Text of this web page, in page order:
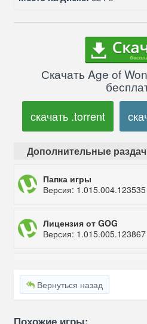
Скачать Age of
скачать .torrent
Дополнительные
Папка игры
Версия:
Лицензия от GOG
Версия:
Вернуться назад
Похожие игры: